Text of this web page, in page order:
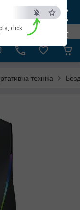
×
ESC
click
на товари від
техніка